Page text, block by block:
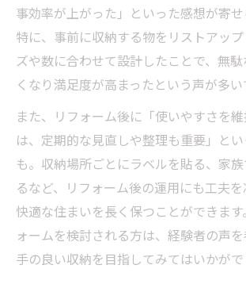
事効率が上がった」といった感想が寄せ
特に、事前に収納する物をリストアッ
ズや数に合わせて設計したことで、無
くなり満足度が高まったという声が多い
また、リフォーム後に「使いやすさを
は、定期的な見直しや整理も重要」と
も。収納場所ごとにラベルを貼る、家
るなど、リフォーム後の運用にも工夫を
快適な住まいを長く保つことができます
ォームを検討される方は、経験者の声
手の良い収納を目指してみてはいかがで